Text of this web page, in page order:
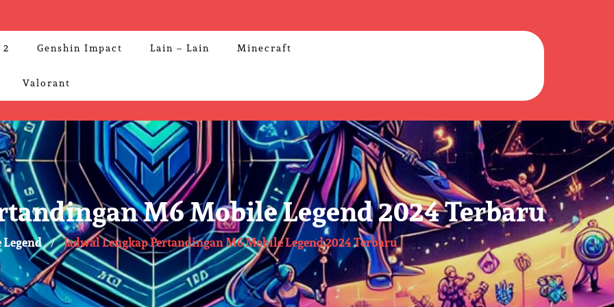
Genshin Impact Lain – Lain Minecraft
Valorant
M6 Mobile Legend 2024 Terbaru
/ Jadwal Lengkap Pertandingan M6 Mobile Legend 2024 Terbaru